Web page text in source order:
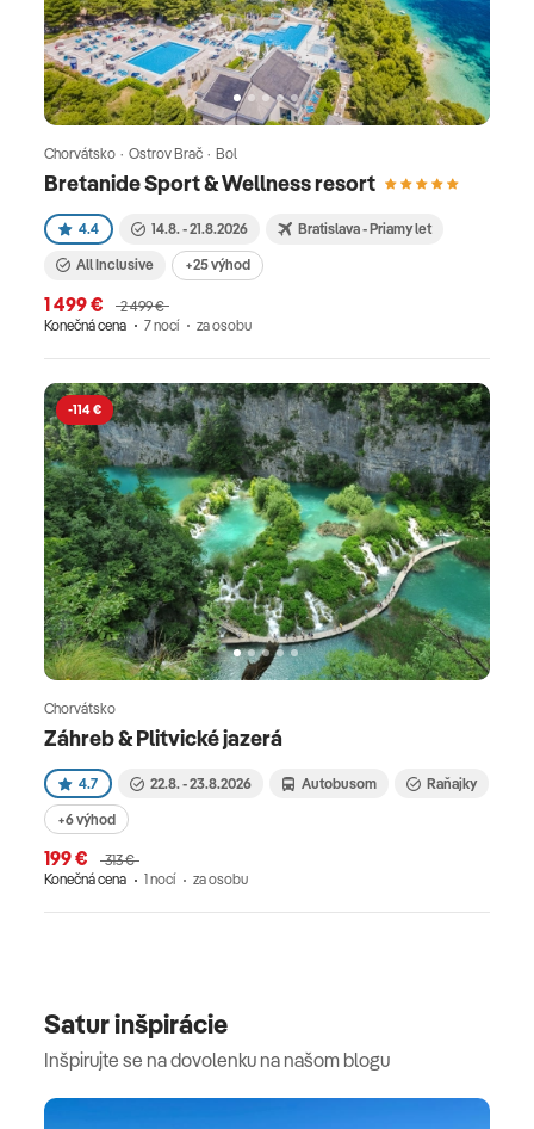
Bretanide Sport & Wellness resort
Chorvátsko · Ostrov Brač · Bol
4.4 14.8. - 21.8.2026 Bratislava - Priamy let
All Inclusive +25 výhod
1 499 €
2 499 €
Konečná cena
7 nocí za osobu
-114 €
Záhreb & Plitvické jazerá
Chorvátsko
4.7 22.8. - 23.8.2026 Autobusom Raňajky
+6 výhod
199 €
313 €
Konečná cena
1 nocí za osobu
Satur inšpirácie
Inšpirujte se na dovolenku na našom blogu